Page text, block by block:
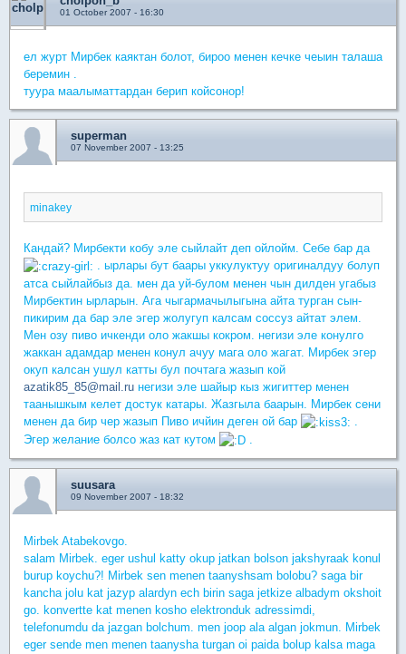
01 October 2007 - 16:30
ел журт Мирбек каяктан болот, бироо менен кечке чеыин талаша
беремин .
туура маалыматтардан берип койсонор!
superman
07 November 2007 - 13:25
minakey
Кандай? Мирбекти кобу эле сыйлайт деп ойлойм. Себе бар да
. ырлары бут баары уккулуктуу оригиналдуу болуп
атса сыйлайбыз да. мен да уй-булом менен чын дилден угабыз
Мирбектин ырларын. Ага чыгармачылыгына айта турган сын-
пикирим да бар эле эгер жолугуп калсам соссуз айтат элем.
Мен озу пиво ичкенди оло жакшы кокром. негизи эле конулго
жаккан адамдар менен конул ачуу мага оло жагат. Мирбек эгер
окуп калсан ушул катты бул почтага жазып кой
azatik85_85@mail.ru негизи эле шайыр кыз жигиттер менен
таанышкым келет достук катары. Жазгыла баарын. Мирбек сени
менен да бир чер жазып Пиво ичйин деген ой бар
Эгер желание болсо жаз кат кутом
.
suusara
09 November 2007 - 18:32
Mirbek Atabekovgo.
salam Mirbek. eger ushul katty okup jatkan bolson jakshyraak konul
burup koychu?! Mirbek sen menen taanyshsam bolobu? saga bir
kancha jolu kat jazyp alardyn ech birin saga jetkize albadym okshoit
go. konvertte kat menen kosho elektronduk adressimdi,
telefonumdu da jazgan bolchum. men joop ala algan jokmun. Mirbek
eger sende men menen taanysha turgan oi paida bolup kalsa maga